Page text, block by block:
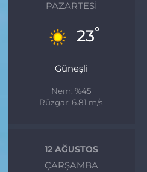
PAZARTESI
23°
Güneşli
Nem: %45
Rüzgar: 6.81 m/s
12 AĞUSTOS
ÇARŞAMBA